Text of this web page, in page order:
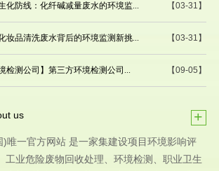
【03-31】
化防线：化纤碱减量废水的环境监...
【03-31】
妆品清洗废水背后的环境监测新挑...
【09-05】
检测公司】第三方环境检测公司...
us +
一官方网站 是一家集建设项目环境影响评
工业危险废物回收处理、环境检测、职业卫生